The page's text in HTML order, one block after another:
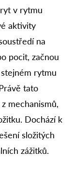
v rytmu
aktivity
na
pocit, začnou
rytmu
tato
mechanismů,
Dochází k
složitých
zážitků.